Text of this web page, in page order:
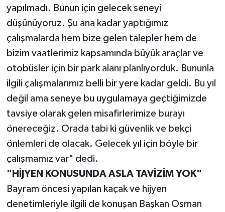
yapılmadı. Bunun için gelecek seneyi
düşünüyoruz. Şu ana kadar yaptığımız
çalışmalarda hem bize gelen talepler hem de
bizim vaatlerimiz kapsamında büyük araçlar ve
otobüsler için bir park alanı planlıyorduk. Bununla
ilgili çalışmalarımız belli bir yere kadar geldi. Bu yıl
değil ama seneye bu uygulamaya geçtiğimizde
tavsiye olarak gelen misafirlerimize burayı
önereceğiz. Orada tabi ki güvenlik ve bekçi
önlemleri de olacak. Gelecek yıl için böyle bir
çalışmamız var" dedi.
"HİJYEN KONUSUNDA ASLA TAVİZİM YOK"
Bayram öncesi yapılan kaçak ve hijyen
denetimleriyle ilgili de konuşan Başkan Osman